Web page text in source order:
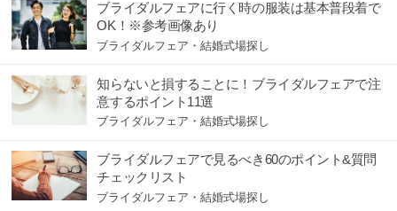
ブライダルフェアに行く時の服装は基本普段着で
OK！※参考画像あり
ブライダルフェア・結婚式場探し
知らないと損することに！ブライダルフェアで注
意するポイント11選
ブライダルフェア・結婚式場探し
ブライダルフェアで見るべき60のポイント&質問
チェックリスト
ブライダルフェア・結婚式場探し